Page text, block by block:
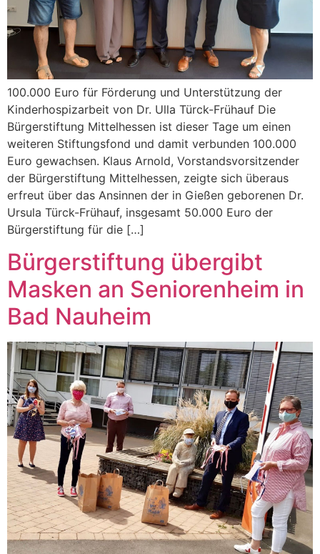
100.000 Euro für Förderung und Unterstützung der
Kinderhospizarbeit von Dr. Ulla Türck-Frühauf Die
Bürgerstiftung Mittelhessen ist dieser Tage um einen
weiteren Stiftungsfond und damit verbunden 100.000
Euro gewachsen. Klaus Arnold, Vorstandsvorsitzender
der Bürgerstiftung Mittelhessen, zeigte sich überaus
erfreut über das Ansinnen der in Gießen geborenen Dr.
Ursula Türck-Frühauf, insgesamt 50.000 Euro der
Bürgerstiftung für die […]
Bürgerstiftung übergibt
Masken an Seniorenheim in
Bad Nauheim